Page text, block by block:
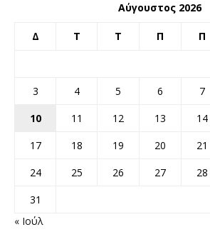
Αύγουστος 2026
Δ Τ Τ Π Π
3
4 5 6 7
10
11 12 13 14
17
18 19 20 21
24
25 26 27 28
31
« Ιούλ